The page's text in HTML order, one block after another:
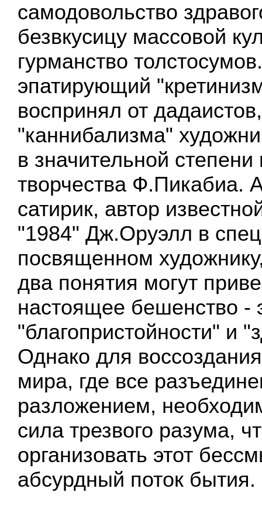
самодовольство
безвкусицу массовой
гурманство
эпатирующий
воспринял от
"каннибализма"
в значительной
творчества Ф.Пикабиа.
сатирик, автор
"1984" Дж.Оруэлл в
посвященном
два понятия могут
настоящее бешенство -
"благопристойности" и
Однако для
мира, где все
разложением,
сила трезвого разума,
организовать этот
абсурдный поток бытия.